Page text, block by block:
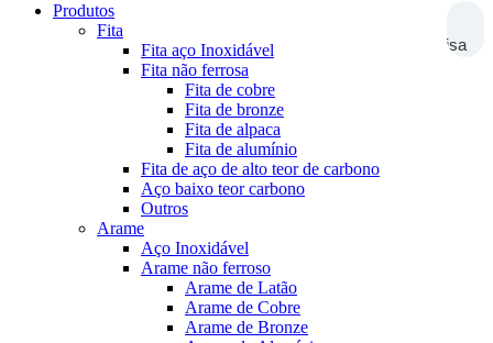
Pesquisa
Produtos
Fita
Fita aço Inoxidável
Fita não ferrosa
Fita de cobre
Fita de bronze
Fita de alpaca
Fita de alumínio
Fita de aço de alto teor de carbono
Aço baixo teor carbono
Outros
Arame
Aço Inoxidável
Arame não ferroso
Arame de Latão
Arame de Cobre
Arame de Bronze